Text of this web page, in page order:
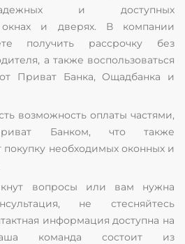
и доступных
окнах и дверях. В компании
получить рассрочку без
а также воспользоваться
Приват Банка, Ощадбанка и
возможность оплаты частями,
Банком, что также
покупку необходимых оконных и
вопросы или вам нужна
не стесняйтесь
информация доступна на
команда состоит из